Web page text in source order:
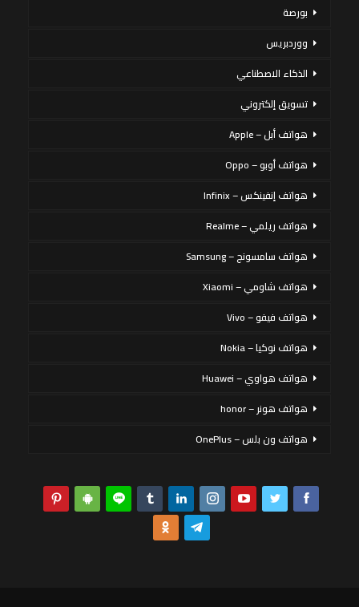
بورصة
ووردبريس
الذكاء الاصطناعي
تسويق إلكتروني
هواتف أبل – Apple
هواتف أوبو – Oppo
هواتف إنفينكس – Infinix
هواتف ريلمي – Realme
هواتف سامسونج – Samsung
هواتف شاومي – Xiaomi
هواتف فيفو – Vivo
هواتف نوكيا – Nokia
هواتف هواوي – Huawei
هواتف هونر – honor
هواتف ون بلس – OnePlus